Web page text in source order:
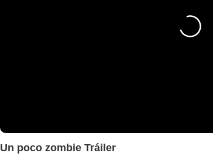
Un poco zombie Tráiler